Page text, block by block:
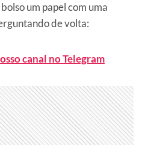
um papel com uma
de volta:
canal no Telegram